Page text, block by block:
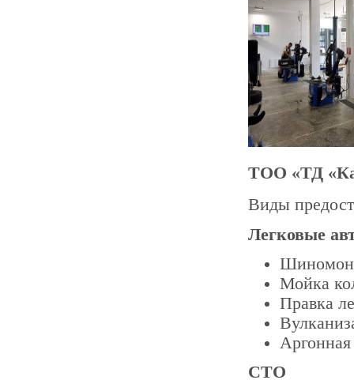
ТОО «ТД
Виды
Легковые
Мойка
Правка
Аргонная
СТО